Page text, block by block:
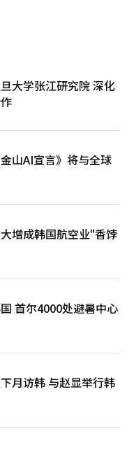
部于9日呼吁美国纠正错
对损害企业形象的行为采
军事采购无关，因此此次
生实质性影响。 中国
问题，包括采取法律措
国军工企业或军民融合企
本报道经人工智能（AI）
。 名不见经传的葡萄治
中实现与真实器官相似的
可能千差万别，这项技术
药物最有效”。被认为是
元制药选择的企业同样
能药物传递技术”，仅在
药物。其目标是在抗癌治
效集中在病变部位。
体内长时间保持稳定的技
替代注射的口服药物，使
的用药负担，同时提高全
被选企业的技术超越了
、大元制药将共同支
一计划不仅限于简单的创
创企业的创新技术，旨在
济实务局局长表示：“首
取创新技术的共赢平台。
业，助力其成长为超越韩
”
，让参与者亲身体验韩国
行“AMWC KOREA with
演示和解剖学教育
交流活动“休杰尔领袖之
全球首席执行官凯瑞·斯
客户和员工聚集在一
球业务协同的有意义的机
提升，休杰尔在2023年
模和盈利能力的双重提
的合并销售额为1166亿
亿韩元。与去年同期
22.3%，净利润增长
，保持了较高的盈利能
大学张江研究院 深化
山AI宣言》将与全球
增成韩国航空业"香饽
首尔4000处避暑中心
月访韩 与赵显举行韩